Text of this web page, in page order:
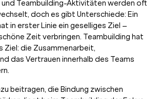
Teambuilding-Aktivitäten werden oft
doch es gibt Unterschiede: Ein
in erster Linie ein geselliges Ziel –
Zeit verbringen. Teambuilding hat
Ziel: die Zusammenarbeit,
das Vertrauen innerhalb des Teams
beitragen, die Bindung zwischen